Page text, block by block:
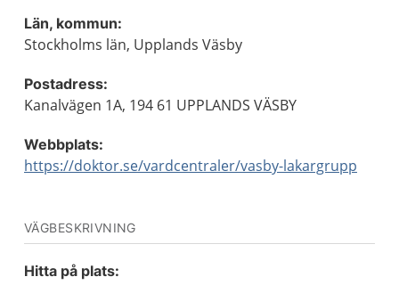
Län, kommun:
Stockholms län, Upplands Väsby
Postadress:
Kanalvägen 1A, 194 61 UPPLANDS VÄSBY
Webbplats:
https://doktor.se/vardcentraler/vasby-lakargrupp
VÄGBESKRIVNING
Hitta på plats: